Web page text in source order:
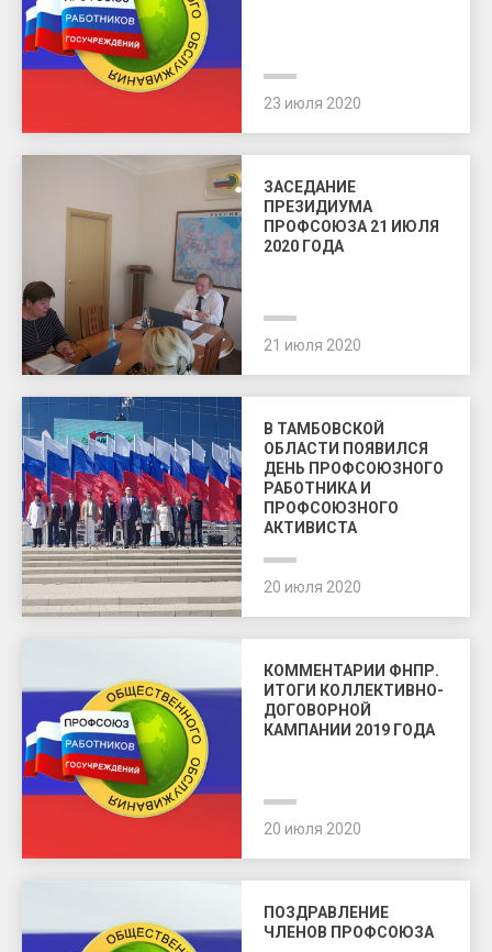
23 июля 2020
ЗАСЕДАНИЕ
ПРЕЗИДИУМА
ПРОФСОЮЗА 21 ИЮЛЯ
2020 ГОДА
21 июля 2020
В ТАМБОВСКОЙ
ОБЛАСТИ ПОЯВИЛСЯ
ДЕНЬ ПРОФСОЮЗНОГО
РАБОТНИКА И
ПРОФСОЮЗНОГО
АКТИВИСТА
20 июля 2020
КОММЕНТАРИИ ФНПР.
ИТОГИ КОЛЛЕКТИВНО-
ДОГОВОРНОЙ
КАМПАНИИ 2019 ГОДА
20 июля 2020
ПОЗДРАВЛЕНИЕ
ЧЛЕНОВ ПРОФСОЮЗА